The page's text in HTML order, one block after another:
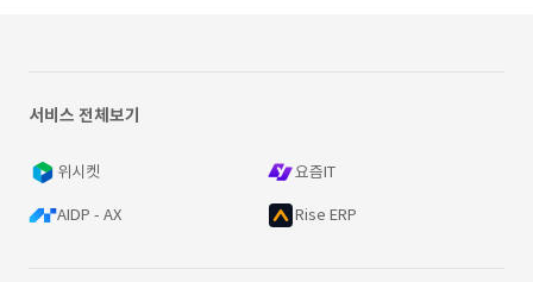
서비스 전체보기
위시켓 요즘IT
AIDP - AX Rise ERP